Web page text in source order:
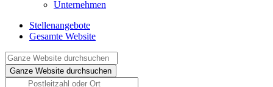
Unternehmen
Stellenangebote
Gesamte Website